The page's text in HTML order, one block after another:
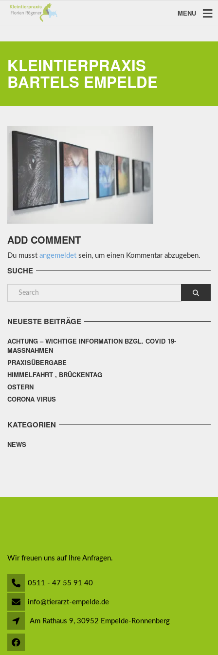
MENU
KLEINTIERPRAXIS
BARTELS EMPELDE
ADD COMMENT
Du musst angemeldet sein, um einen Kommentar abzugeben.
SUCHE
NEUESTE BEITRÄGE
ACHTUNG – WICHTIGE INFORMATION BZGL. COVID 19-
MASSNAHMEN
PRAXISÜBERGABE
HIMMELFAHRT , BRÜCKENTAG
OSTERN
CORONA VIRUS
KATEGORIEN
NEWS
Wir freuen uns auf Ihre Anfragen.
0511 - 47 55 91 40
info@tierarzt-empelde.de
Am Rathaus 9, 30952 Empelde-Ronnenberg